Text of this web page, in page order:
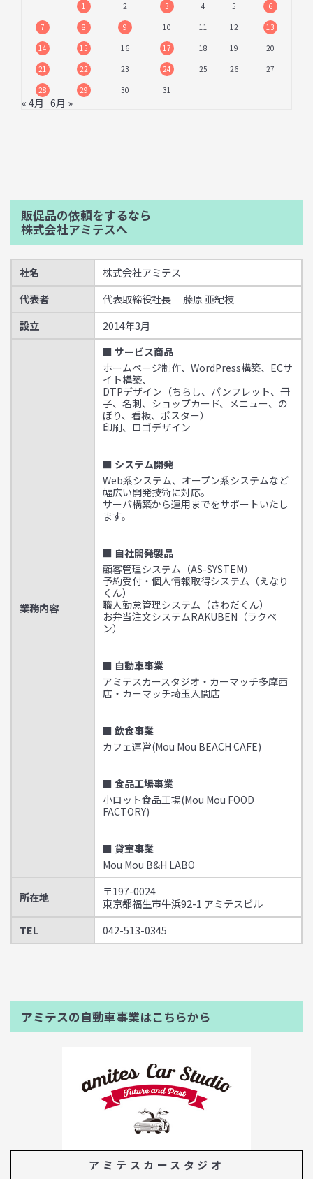
1
2 3 4 5
6
7
8 9 10 11 12
13
14
15 16 17 18 19
20
21
22 23 24 25 26
27
28
29 30 31
« 4月 6月 »
販促品の依頼をするなら
株式会社アミテスへ
社名
株式会社アミテス
代表者
代表取締役社長 藤原 亜紀枝
設立
2014年3月
業務内容
■ サービス商品
ホームページ制作、WordPress構築、ECサ
イト構築、
DTPデザイン（ちらし、パンフレット、冊
子、名刺、ショップカード、メニュー、の
ぼり、看板、ポスター）
印刷、ロゴデザイン
■ システム開発
Web系システム、オープン系システムなど
幅広い開発技術に対応。
サーバ構築から運用までをサポートいたし
ます。
■ 自社開発製品
顧客管理システム（AS-SYSTEM）
予約受付・個人情報取得システム（えなり
くん）
職人勤怠管理システム（さわだくん）
お弁当注文システムRAKUBEN（ラクベ
ン）
■ 自動車事業
アミテスカースタジオ・カーマッチ多摩西
店・カーマッチ埼玉入間店
■ 飲食事業
カフェ運営(Mou Mou BEACH CAFE)
■ 食品工場事業
小ロット食品工場(Mou Mou FOOD
FACTORY)
■ 貸室事業
Mou Mou B&H LABO
所在地
〒197-0024
東京都福生市牛浜92-1 アミテスビル
TEL
042-513-0345
アミテスの自動車事業はこちらから
アミテスカースタジオ